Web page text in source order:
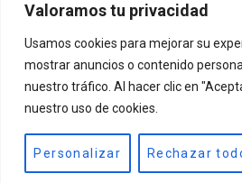
Valoramos tu privacidad
Usamos cookies para mejorar su
mostrar anuncios o contenido
nuestro tráfico. Al hacer clic en
nuestro uso de cookies.
Personalizar Rechazar
Qué hacemos
Quiénes somos
FABACM | Copyright © 2022 | Sitio web